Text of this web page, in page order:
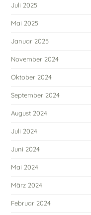
Juli 2025
Mai 2025
Januar 2025
November 2024
Oktober 2024
September 2024
August 2024
Juli 2024
Juni 2024
Mai 2024
März 2024
Februar 2024